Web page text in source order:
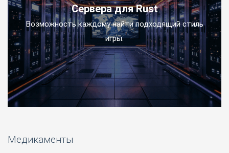
Сервера для Rust
Возможность каждому найти подходящий стиль
игры.
Медикаменты